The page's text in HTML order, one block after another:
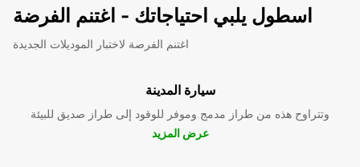
اسطول يلبي احتياجاتك - اغتنم الفرضة
اغتنم الفرصة لاختبار الموديلات الجديدة
سيارة المدينة
وتتراوح هذه من طراز مدمج وموفر للوقود إلى طراز صديق للبيئة
عرض المزيد